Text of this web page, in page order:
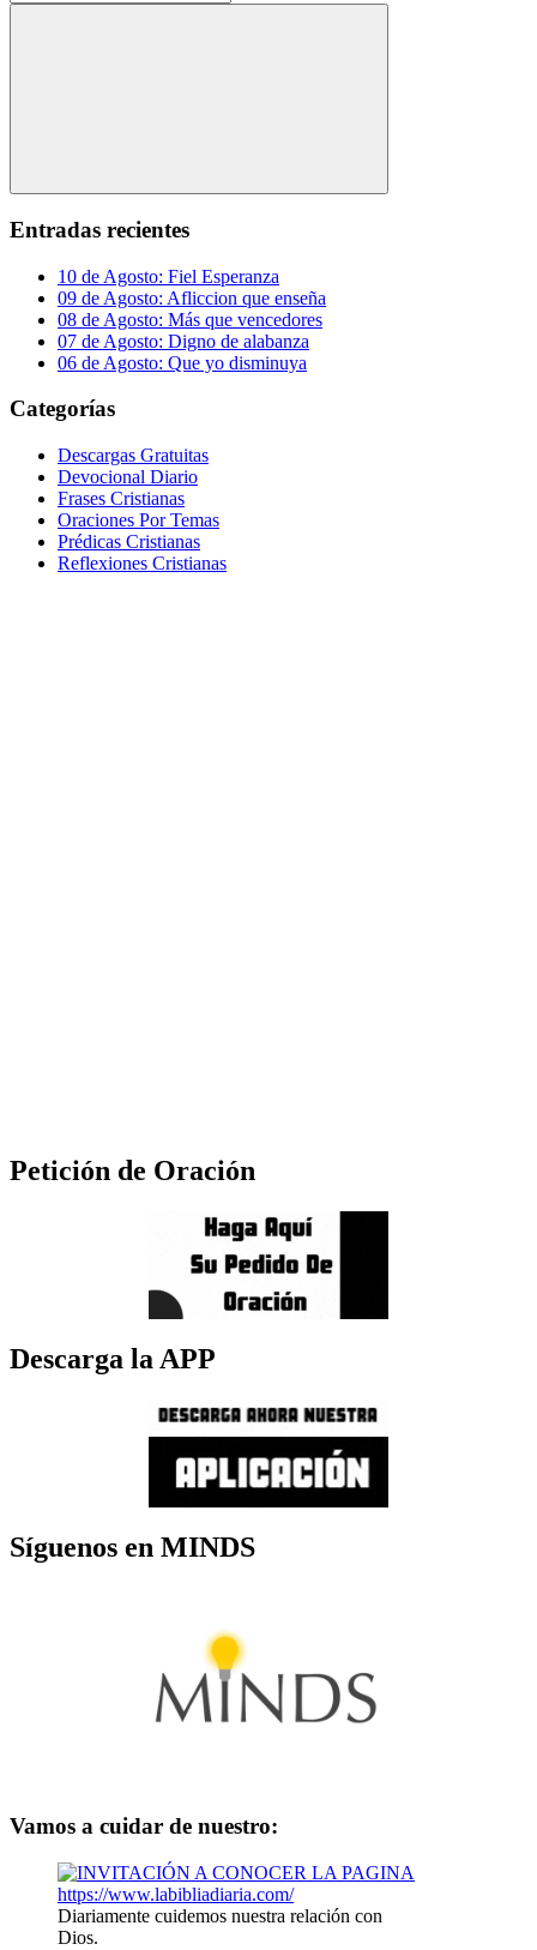
Buscar
Entradas recientes
10 de Agosto: Fiel Esperanza
09 de Agosto: Afliccion que enseña
08 de Agosto: Más que vencedores
07 de Agosto: Digno de alabanza
06 de Agosto: Que yo disminuya
Categorías
Descargas Gratuitas
Devocional Diario
Frases Cristianas
Oraciones Por Temas
Prédicas Cristianas
Reflexiones Cristianas
Petición de Oración
Descarga la APP
Síguenos en MINDS
Vamos a cuidar de nuestro:
Diariamente cuidemos nuestra relación con
Dios.